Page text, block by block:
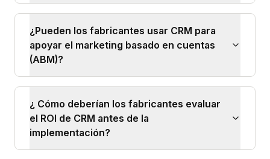
¿Pueden los fabricantes usar CRM para
apoyar el marketing basado en cuentas
(ABM)?
¿ Cómo deberían los fabricantes evaluar
el ROI de CRM antes de la
implementación?